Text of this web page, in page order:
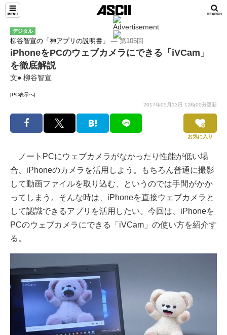
デジタル
柳谷智宣の「神アプリの説明書」 ― 第105回
iPhoneをPCのウェブカメラにできる「iVCam」
を徹底解説
文● 柳谷智宣
[PC表示へ]
2017年05月13日 12時00分更新
お気に入り
ノートPCにウェブカメラがなかったり性能が低い場
合、iPhoneのカメラを活用しよう。もちろん普通に撮影
して動画ファイルを取り込む、というのでは手間がかか
ってしまう。そんな時は、iPhoneを直接ウェブカメラと
して認識できるアプリを活用したい。今回は、iPhoneを
PCのウェブカメラにできる「iVCam」の使い方を紹介す
る。